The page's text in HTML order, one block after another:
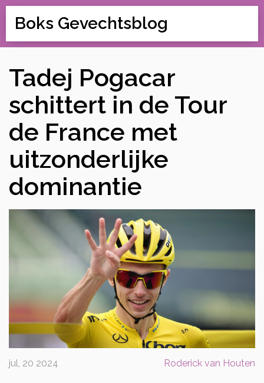
Boks Gevechtsblog
Tadej Pogacar
schittert in de Tour
de France met
uitzonderlijke
dominantie
jul, 20 2024 Roderick van Houten